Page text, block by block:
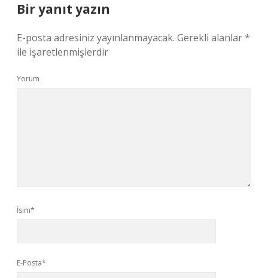
Bir yanıt yazın
E-posta adresiniz yayınlanmayacak. Gerekli alanlar*
ile işaretlenmişlerdir
Yorum
İsim*
E-Posta*